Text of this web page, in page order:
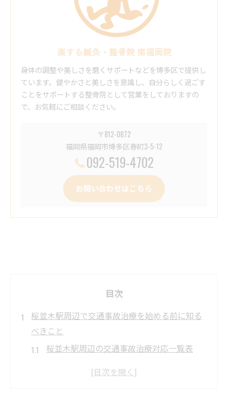
楽する鍼灸・整骨院 南福岡院
身体の調整や美しさを磨くサポートなどを博多区で提供し
ています。健やかさと美しさを意識し、自分らしく過ごす
ことをサポートする整骨院として営業をしておりますの
で、お気軽にご相談ください。
〒812-0872
福岡県福岡市博多区春町3-5-12
092-519-4702
お問い合わせはこちら
目次
桜並木駅周辺で交通事故治療を始める前に知る
べきこと
桜並木駅周辺の交通事故治療対応一覧表